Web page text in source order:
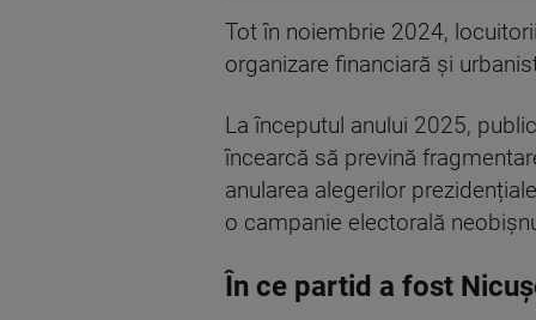
Tot în noiembrie 2024,
organizare financiară și
La începutul anului 2025,
încearcă să prevină
anularea alegerilor
o campanie electorală
În ce partid a fost